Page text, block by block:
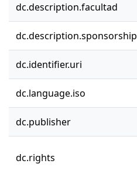
dc.description.facultad
dc.description.sponsorship
dc.identifier.uri
dc.language.iso
dc.publisher
dc.rights